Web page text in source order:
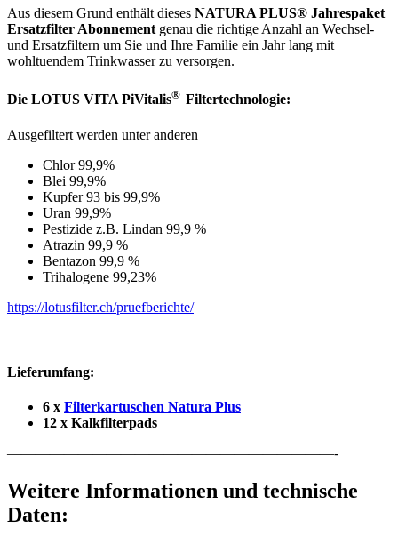
Aus diesem Grund enthält dieses NATURA PLUS® Jahrespaket
Ersatzfilter Abonnement genau die richtige Anzahl an Wechsel-
und Ersatzfiltern um Sie und Ihre Familie ein Jahr lang mit
wohltuendem Trinkwasser zu versorgen.
Die LOTUS VITA PiVitalis® Filtertechnologie:
Ausgefiltert werden unter anderen
Chlor 99,9%
Blei 99,9%
Kupfer 93 bis 99,9%
Uran 99,9%
Pestizide z.B. Lindan 99,9 %
Atrazin 99,9 %
Bentazon 99,9 %
Trihalogene 99,23%
https://lotusfilter.ch/pruefberichte/
Lieferumfang:
6 x Filterkartuschen Natura Plus
12 x Kalkfilterpads
———————————————————————-
Weitere Informationen und technische
Daten: